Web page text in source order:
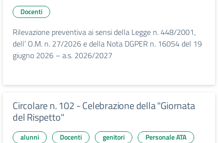
Docenti
Rilevazione preventiva ai sensi della Legge n. 448/2001,
dell’ O.M. n. 27/2026 e della Nota DGPER n. 16054 del 19
giugno 2026 – a.s. 2026/2027
Circolare n. 102 - Celebrazione della "Giornata
del Rispetto"
alunni Docenti genitori Personale ATA